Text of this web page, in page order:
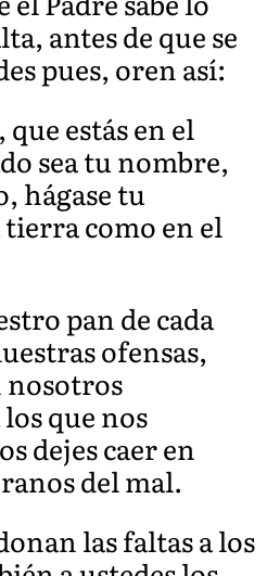
antes de que se
pues, oren así:
estás en el
sea tu nombre,
hágase tu
como en el
pan de cada
ofensas,
nosotros
quenos
dejes caer en
del mal.
las faltas a los